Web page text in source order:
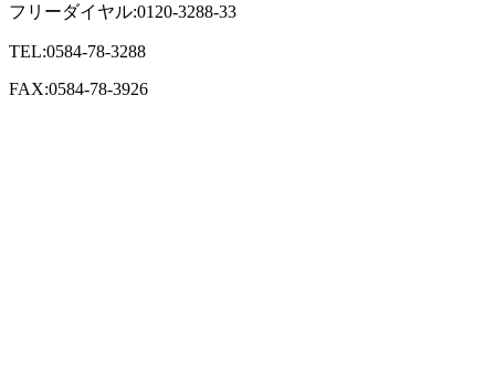
フリーダイヤル:0120-3288-33
TEL:0584-78-3288
FAX:0584-78-3926